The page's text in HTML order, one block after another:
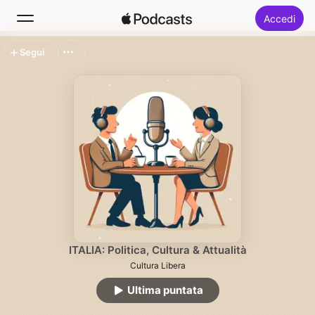
Accedi
Classifiche
ITALIA: Politica, Cultura & Attualità
Cultura Libera
Ultima puntata
Segui